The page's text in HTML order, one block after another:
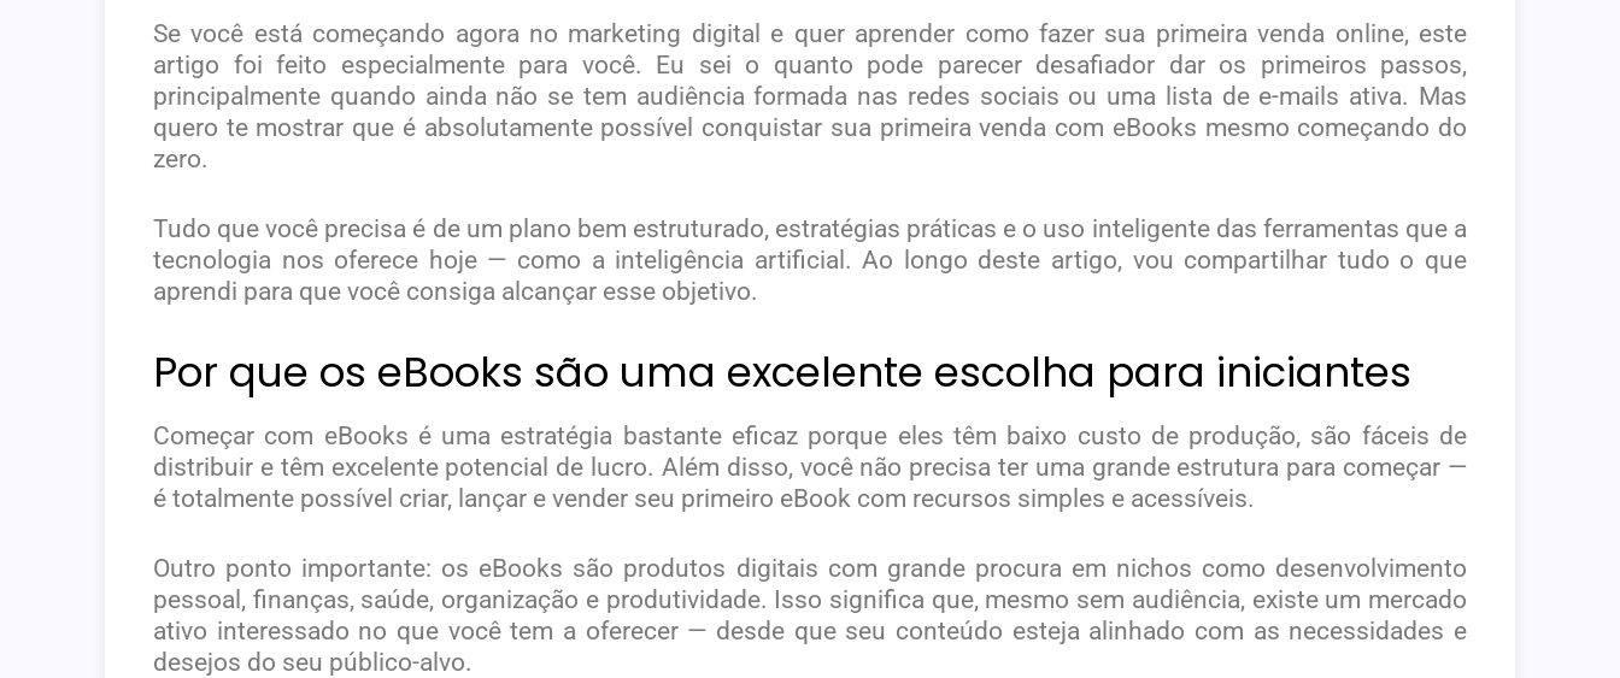
Se você está começando agora no marketing digital e quer aprender como fazer sua primeira venda online, este
artigo foi feito especialmente para você. Eu sei o quanto pode parecer desafiador dar os primeiros passos,
principalmente quando ainda não se tem audiência formada nas redes sociais ou uma lista de e-mails ativa. Mas
quero te mostrar que é absolutamente possível conquistar sua primeira venda com eBooks mesmo começando do
zero.
Tudo que você precisa é de um plano bem estruturado, estratégias práticas e o uso inteligente das ferramentas que a
tecnologia nos oferece hoje — como a inteligência artificial. Ao longo deste artigo, vou compartilhar tudo o que
aprendi para que você consiga alcançar esse objetivo.
Por que os eBooks são uma excelente escolha para iniciantes
Começar com eBooks é uma estratégia bastante eficaz porque eles têm baixo custo de produção, são fáceis de
distribuir e têm excelente potencial de lucro. Além disso, você não precisa ter uma grande estrutura para começar —
é totalmente possível criar, lançar e vender seu primeiro eBook com recursos simples e acessíveis.
Outro ponto importante: os eBooks são produtos digitais com grande procura em nichos como desenvolvimento
pessoal, finanças, saúde, organização e produtividade. Isso significa que, mesmo sem audiência, existe um mercado
ativo interessado no que você tem a oferecer — desde que seu conteúdo esteja alinhado com as necessidades e
desejos do seu público-alvo.